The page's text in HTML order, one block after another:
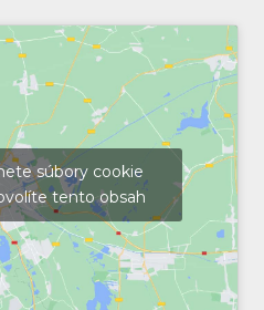
súbory cookie
tento obsah